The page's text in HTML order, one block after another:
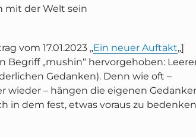
mit der Welt sein
vom 17.01.2023 „Ein neuer Auftakt„]
Begriff „mushin“ hervorgehoben:
Gedanken). Denn wie oft –
– hängen die eigenen
in dem fest, etwas voraus zu bedenken